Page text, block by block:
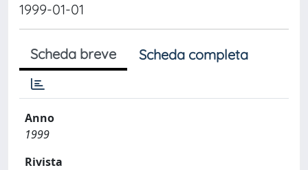
1999-01-01
Scheda breve Scheda completa
Anno
1999
Rivista